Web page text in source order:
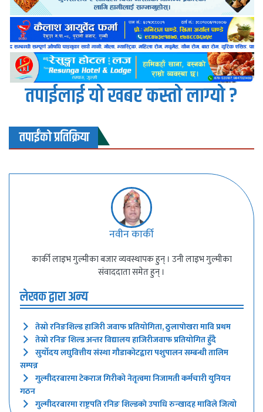
तपाईलाई यो खबर कस्तो लाग्यो ?
तपाईंको प्रतिक्रिया
नवीन कार्की
कार्की लाइभ गुल्मीका बजार व्यवस्थापक हुन् । उनी लाइभ गुल्मीका
संवाददाता समेत हुन् ।
लेखक द्वारा अन्य
तेस्रो रनिङशिल्ड हाजिरी जवाफ प्रतियोगिता, ठुलापाेखरा मावि प्रथम
तेस्रो रनिङ शिल्ड अन्तर विद्यालय हाजिरीजवाफ प्रतियोगित हुँदै
सुर्याेदय लघुवित्तीय संस्था गौडाकोटद्वारा पशुपालन सम्बन्धी तालिम
सम्पन्न
गुल्मीदरबारमा टेकराज गिरीको नेतृत्वमा निजामती कर्मचारी युनियन
गठन
गुल्मीदरबारमा राष्ट्रपति रनिङ शिल्डकाे उपाधि रुन्खादह माविले जित्यो